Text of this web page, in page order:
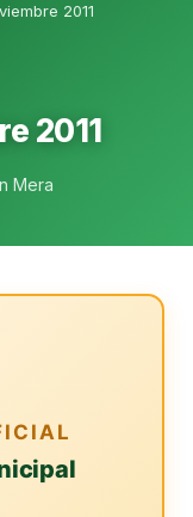
2011
2011
Mera